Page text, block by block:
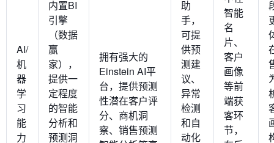
AI/
机
器
学
习
能
力
内置BI
引擎
（数据
赢
家），
提供一
定程度
的智能
分析和
预测洞
拥有强大的
Einstein AI平
台，提供预测
性潜在客户评
分、商机洞
察、销售预测
助
手，
可提
供预
测建
议、
异常
检测
和自
动化
智能
名
片、
客户
画像
等前
端获
客环
节，